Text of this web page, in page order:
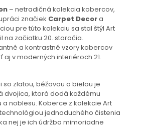
– netradičná kolekcia kobercov,
značiek Carpet Decora
pre túto kolekciu sa stal štýl Art
na začiatku 20. storočia.
a kontrastné vzory kobercov
aj v moderných interiéroch 21.
so zlatou, béžovou a bielou je
dvojica, ktorá dodá každému
noblesu. Koberce z kolekcie Art
jednoduchého čistenia
nej je ich údržba mimoriadne